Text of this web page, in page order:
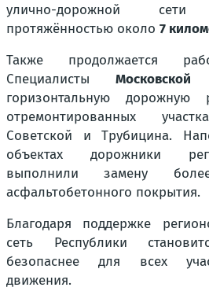
улично-дорожной
протяжённостью около 7
Также продолжается
СпециалистыМосковской
горизонтальную дорожную
отремонтированных
Советской и Трубицина.
объектах дорожники
выполнили замену
асфальтобетонного покрытия.
Благодаря поддержке
сеть Республики
безопаснее для всех
движения.